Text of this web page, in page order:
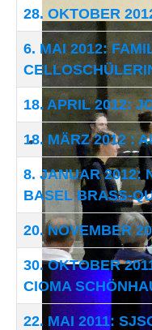
28. OKTOBER
6. MAI 2012:
18. APRIL 2012:
18. MÄRZ 2012 :
8. JANUAR 2012:
BASEL BRASS-
20. NOVEMBER
30. OKTOBER
CIOMA
22. MAI 2011: